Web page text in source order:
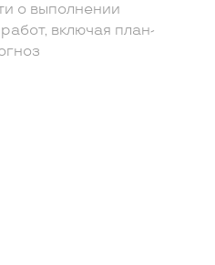
о выполнении
включая план-